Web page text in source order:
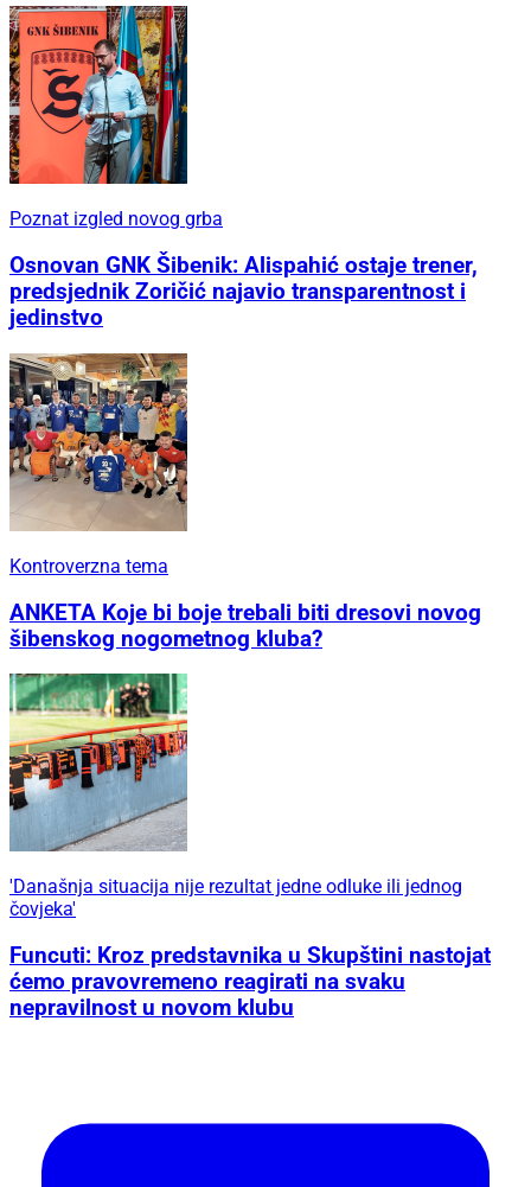
Poznat izgled novog grba
Osnovan GNK Šibenik: Alispahić ostaje trener,
predsjednik Zoričić najavio transparentnost i
jedinstvo
Kontroverzna tema
ANKETA Koje bi boje trebali biti dresovi novog
šibenskog nogometnog kluba?
'Današnja situacija nije rezultat jedne odluke ili jednog
čovjeka'
Funcuti: Kroz predstavnika u Skupštini nastojat
ćemo pravovremeno reagirati na svaku
nepravilnost u novom klubu